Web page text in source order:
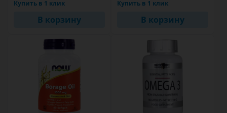
Купить в 1 клик
В корзину
Купить в 1 клик
В корзину